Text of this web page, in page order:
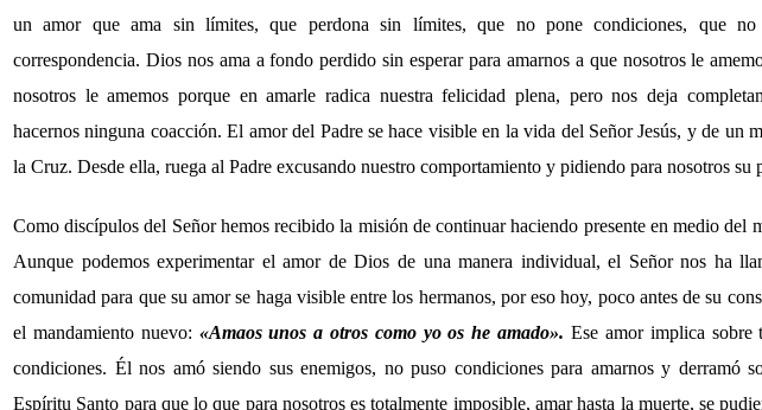
un amor que ama sin límites, que perdona sin límites, que no pone condiciones, que no
correspondencia. Dios nos ama a fondo perdido sin esperar para amarnos a que nosotros le
nosotros le amemos porque en amarle radica nuestra felicidad plena, pero nos deja
hacernos ninguna coacción. El amor del Padre se hace visible en la vida del Señor Jesús, y de un
la Cruz. Desde ella, ruega al Padre excusando nuestro comportamiento y pidiendo para nosotros su
Como discípulos del Señor hemos recibido la misión de continuar haciendo presente en medio del
Aunque podemos experimentar el amor de Dios de una manera individual, el Señor nos ha
comunidad para que su amor se haga visible entre los hermanos, por eso hoy, poco antes de su
el mandamiento nuevo: «Amaos unos a otros como yo os he amado». Ese amor implica sobre
condiciones. Él nos amó siendo sus enemigos, no puso condiciones para amarnos y derramó
Espíritu Santo para que lo que para nosotros es totalmente imposible, amar hasta la muerte, se